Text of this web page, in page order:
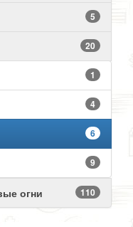
5
20
1
4
6
9
огни 110